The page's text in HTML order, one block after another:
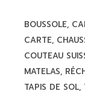
BOUSSOLE
CARTE
COUTEAU
MATELAS
TAPIS DE SOL